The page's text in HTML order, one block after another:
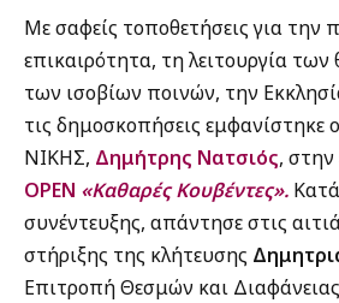
Με σαφείς τοποθετήσεις για την
επικαιρότητα, τη λειτουργία
των ισοβίων ποινών, την
τις δημοσκοπήσεις εμφανίστηκε
ΝΙΚΗΣ, Δημήτρης Νατσιός,
OPEN «Καθαρές Κουβέντες».
συνέντευξης, απάντησε στις
στήριξης της κλήτευσης
Επιτροπή Θεσμών και